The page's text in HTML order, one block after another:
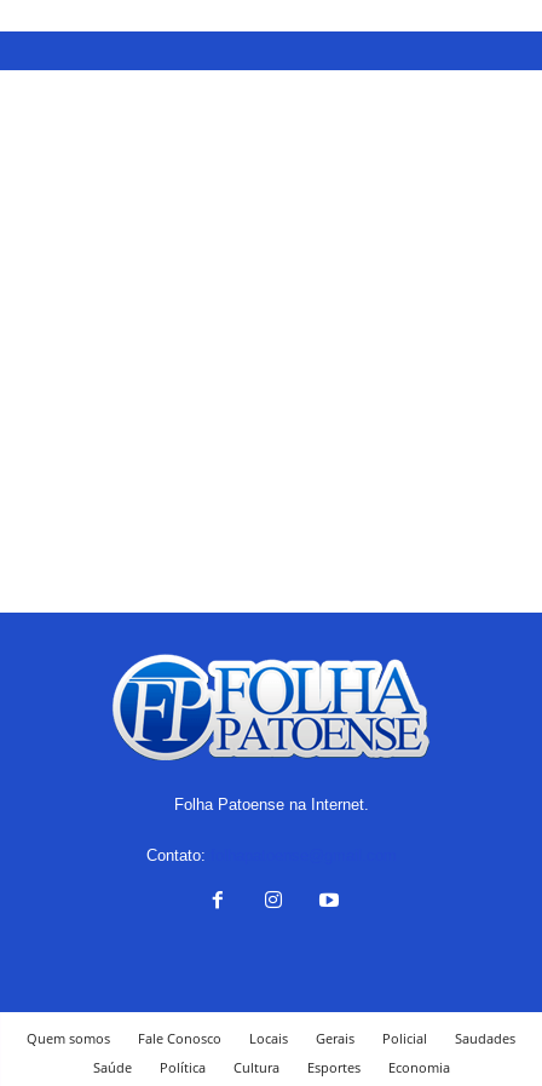
Folha Patoense na Internet.
Contato:
Quem somos Fale Conosco Locais Gerais Policial
Saudades
Saúde
Política Cultura Esportes Economia